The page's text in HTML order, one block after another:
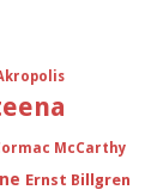
McCarthy
Ernst Billgren